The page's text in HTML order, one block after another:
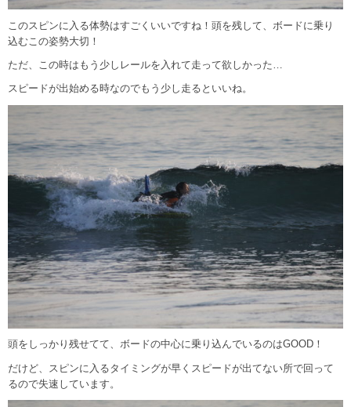
このスピンに入る体勢はすごくいいですね！頭を残して、ボードに乗り
込むこの姿勢大切！
ただ、この時はもう少しレールを入れて走って欲しかった…
スピードが出始める時なのでもう少し走るといいね。
頭をしっかり残せてて、ボードの中心に乗り込んでいるのはGOOD！
だけど、スピンに入るタイミングが早くスピードが出てない所で回って
るので失速しています。